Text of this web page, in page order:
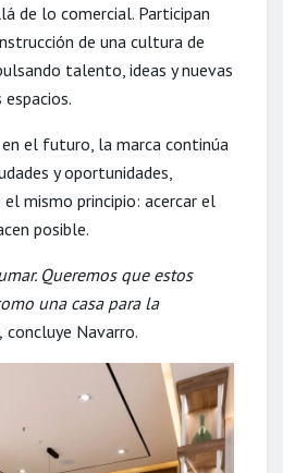
de lo comercial. Participan
de una cultura de
talento, ideas y nuevas
el futuro, la marca continúa
y oportunidades,
mismo principio: acercar el
posible.
Queremos que estos
una casa para la
concluye Navarro.